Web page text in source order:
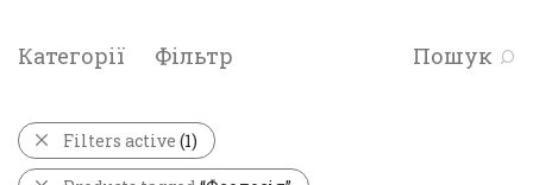
Категорії Фільтр Пошук
Filters active (1)